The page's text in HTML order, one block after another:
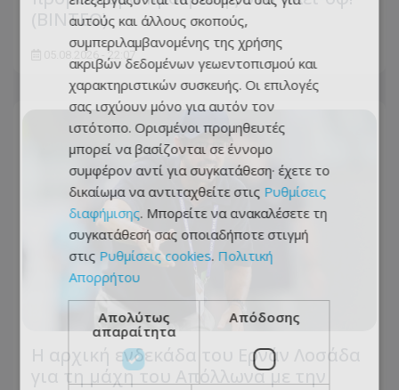
(ΒΙΝΤΕΟ)
05.08.2026 - 22:07
Η αρχική ενδεκάδα του Ερνάν Λοσάδα
για τη μάχη του Απόλλωνα με την
αυτούς και άλλους σκοπούς,
συμπεριλαμβανομένης της χρήσης
ακριβών δεδομένων γεωεντοπισμού και
χαρακτηριστικών συσκευής. Οι επιλογές
σας ισχύουν μόνο για αυτόν τον
ιστότοπο. Ορισμένοι προμηθευτές
μπορεί να βασίζονται σε έννομο
συμφέρον αντί για συγκατάθεση· έχετε το
δικαίωμα να αντιταχθείτε στις Ρυθμίσεις
διαφήμισης. Μπορείτε να ανακαλέσετε τη
συγκατάθεσή σας οποιαδήποτε στιγμή
στις Ρυθμίσεις cookies. Πολιτική
Απορρήτου
Απολύτως
απαραίτητα
Απόδοσης